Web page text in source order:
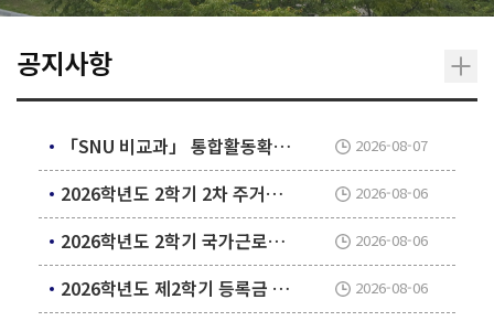
공지사항
「SNU 비교과」 통합활동확인서 발급 기능 신설 안내 2026-08-07
2026학년도 2학기 2차 주거안정장학금 학생 신청 안내 2026-08-06
2026학년도 2학기 국가근로장학사업 희망근로지 신청 안내 2026-08-06
2026학년도 제2학기 등록금 수납계획 알림 2026-08-06